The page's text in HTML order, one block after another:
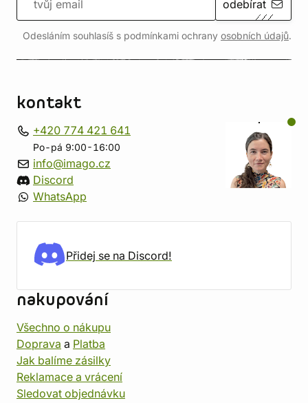
odebírat
Odesláním souhlasíš s podmínkami ochrany osobních údajů.
kontakt
+420 774 421 641
Po-pá 9:00-16:00
info@imago.cz
Discord
WhatsApp
Přidej se na Discord!
nakupování
Všechno o nákupu
Doprava a Platba
Jak balíme zásilky
Reklamace a vrácení
Sledovat objednávku